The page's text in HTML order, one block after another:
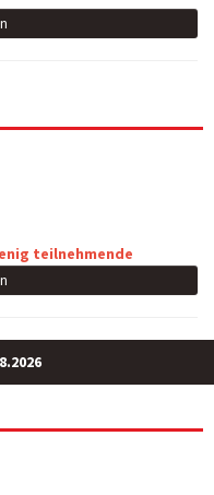
teilnehmende